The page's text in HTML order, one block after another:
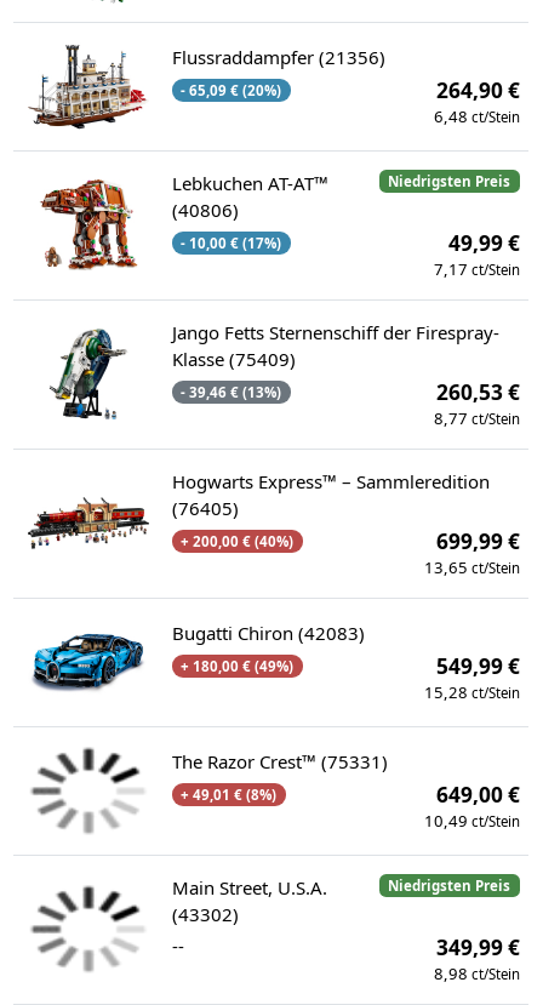
Flussraddampfer (21356)
- 65,09 € (20%) 264,90 €
6,48 ct/Stein
Niedrigsten Preis
Lebkuchen AT-AT™
(40806)
- 10,00 € (17%) 49,99 €
7,17 ct/Stein
Jango Fetts Sternenschiff der Firespray-
Klasse (75409)
- 39,46 € (13%) 260,53 €
8,77 ct/Stein
Hogwarts Express™ – Sammleredition
(76405)
+ 200,00 € (40%) 699,99 €
13,65 ct/Stein
Bugatti Chiron (42083)
+ 180,00 € (49%) 549,99 €
15,28 ct/Stein
The Razor Crest™ (75331)
+ 49,01 € (8%) 649,00 €
10,49 ct/Stein
Niedrigsten Preis
Main Street, U.S.A.
(43302)
--
349,99 €
8,98 ct/Stein